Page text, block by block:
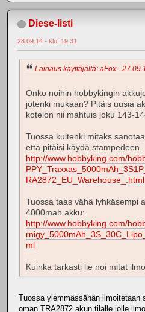
Diese-listi
28.09.14 - klo: 19.31
Lainaus käyttäjältä: aFox -
Onko noihin hobbykingin
jotenki mukaan? Pitäis uusia
kotelon nii mahtuis joku 143-
Tuossa kuitenki mitaks
että pitäisi käydä stampedeen.
http://www.hobbyking.com/
RA2872_EU_Warehouse_.html
Tuossa taas vähä lyhkäsempi
4000mah akku:
http://www.hobbyking.com/
ml
Kuinka tarkasti lie noi mitat
Tuossa ylemmässähän ilmoitetaan
oman TRA2872 akun tilalle jolle